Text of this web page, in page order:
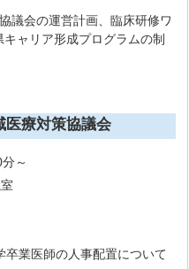
会の運営計画、臨床研修ワ
ャリア形成プログラムの制
医療対策協議会
～
医師の人事配置について